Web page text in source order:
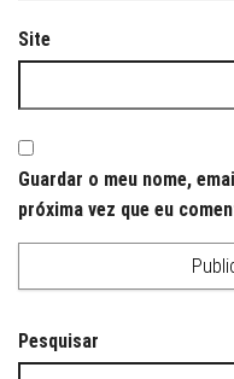
Site
Guardar o meu nome,
próxima vez que eu
Pesquisar